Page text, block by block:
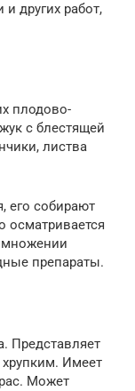
других работ,
плодово-
с блестящей
листва
его собирают
осматривается
препараты.
Представляет
Имеет
Может